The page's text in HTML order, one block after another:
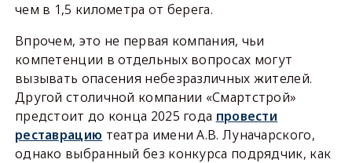
чем в 1,5 километра от берега.
Впрочем, это не первая компания, чьи
компетенции в отдельных вопросах могут
вызывать опасения небезразличных жителей.
Другой столичной компании «Смартстрой»
предстоит до конца 2025 года провести
реставрацию театра имени А.В. Луначарского,
однако выбранный без конкурса подрядчик, как